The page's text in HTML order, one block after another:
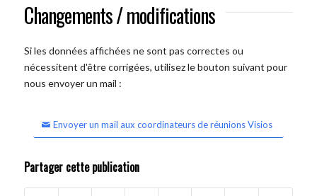
Changements / modifications
Si les données affichées ne sont pas correctes ou
nécessitent d'être corrigées, utilisez le bouton suivant pour
nous envoyer un mail :
Envoyer un mail aux coordinateurs de réunions Visios
Partager cette publication